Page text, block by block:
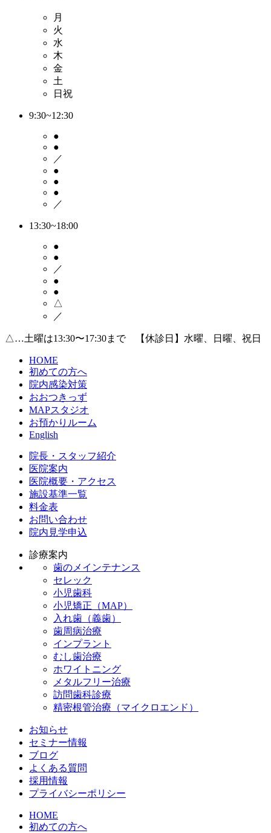
月
火
水
木
金
土
日祝
9:30~12:30
●
●
／
●
●
●
／
13:30~18:00
●
●
／
●
●
△
／
△…土曜は13:30〜17:30まで 【休診日】水曜、日曜、祝日
HOME
初めての方へ
院内感染対策
おおつきっず
MAPスタジオ
お預かりルーム
English
院長・スタッフ紹介
医院案内
医院概要・アクセス
施設基準一覧
料金表
お問い合わせ
院内見学申込
診療案内
歯のメインテナンス
セレック
小児歯科
小児矯正（MAP）
入れ歯（義歯）
歯周病治療
インプラント
むし歯治療
ホワイトニング
メタルフリー治療
訪問歯科診療
精密根管治療（マイクロエンド）
お知らせ
セミナー情報
ブログ
よくある質問
採用情報
プライバシーポリシー
HOME
初めての方へ